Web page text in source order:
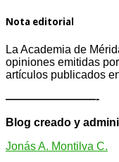
Nota editorial
La Academia de
opiniones emitidas
artículos publicados
————————-
Blog creado y
Jonás A. Montilva C.